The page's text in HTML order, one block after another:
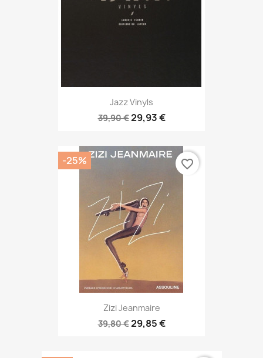
Jazz Vinyls
39,90 €29,93 €
Zizi Jeanmaire
39,80 €29,85 €
-25% favorite_border